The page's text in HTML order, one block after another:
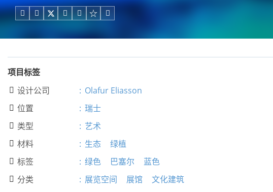
    
项目标签
 设计公司 : Olafur Eliasson
 位置 : 瑞士
 类型 : 艺术
 材料 : 生态 绿植
 标签 : 绿色 巴塞尔 蓝色
 分类 : 展览空间 展馆 文化建筑